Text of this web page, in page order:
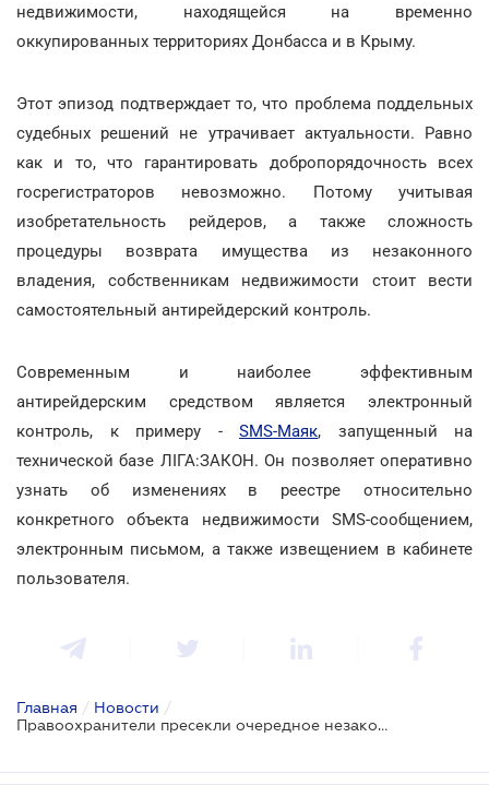
недвижимости, находящейся на временно
оккупированных территориях Донбасса и в Крыму.
Этот эпизод подтверждает то, что проблема поддельных
судебных решений не утрачивает актуальности. Равно
как и то, что гарантировать добропорядочность всех
госрегистраторов невозможно. Потому учитывая
изобретательность рейдеров, а также сложность
процедуры возврата имущества из незаконного
владения, собственникам недвижимости стоит вести
самостоятельный антирейдерский контроль.
Современным и наиболее эффективным
антирейдерским средством является электронный
контроль, к примеру - SMS-Маяк, запущенный на
технической базе ЛІГА:ЗАКОН. Он позволяет оперативно
узнать об изменениях в реестре относительно
конкретного объекта недвижимости SMS-сообщением,
электронным письмом, а также извещением в кабинете
пользователя.
Главная / Новости /
Правоохранители пресекли очередное незаконное вмешательство в реестр недвижимости